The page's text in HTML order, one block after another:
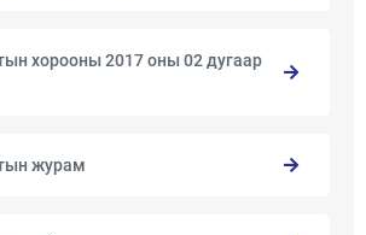
хорооны 2017 оны 02 дугаар
журам